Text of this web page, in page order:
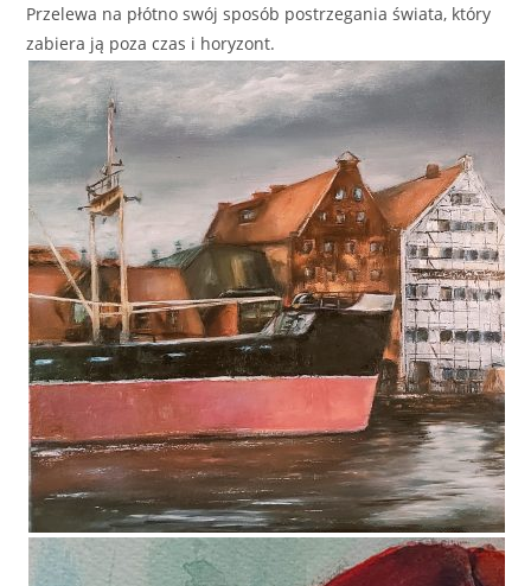
Przelewa na płótno swój sposób postrzegania świata, który
zabiera ją poza czas i horyzont.